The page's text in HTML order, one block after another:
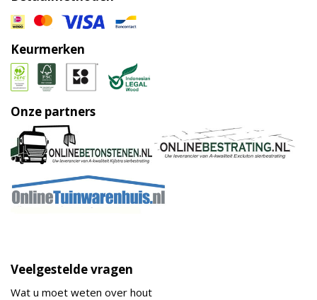
Keurmerken
Onze partners
Veelgestelde vragen
Wat u moet weten over hout